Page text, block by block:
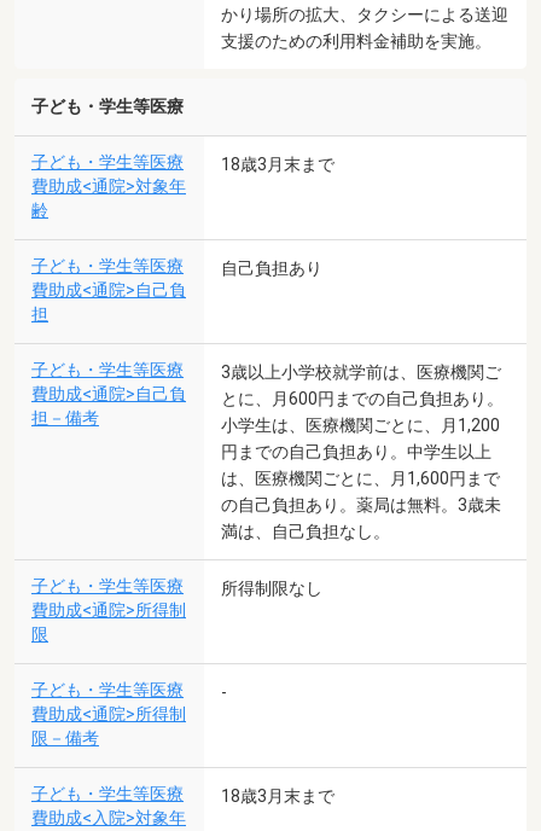
かり場所の拡大、タクシーによる送迎
支援のための利用料金補助を実施。
子ども・学生等医療
子ども・学生等医療
費助成<通院>対象年
齢
18歳3月末まで
子ども・学生等医療
費助成<通院>自己負
担
自己負担あり
子ども・学生等医療
費助成<通院>自己負
担－備考
3歳以上小学校就学前は、医療機関ご
とに、月600円までの自己負担あり。
小学生は、医療機関ごとに、月1,200
円までの自己負担あり。中学生以上
は、医療機関ごとに、月1,600円まで
の自己負担あり。薬局は無料。3歳未
満は、自己負担なし。
子ども・学生等医療
費助成<通院>所得制
限
所得制限なし
子ども・学生等医療
費助成<通院>所得制
限－備考
-
子ども・学生等医療
費助成<入院>対象年
18歳3月末まで